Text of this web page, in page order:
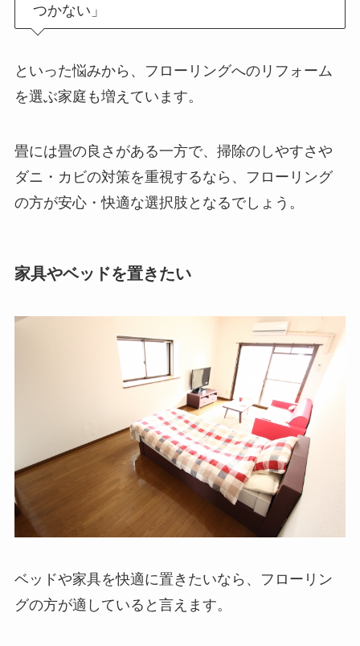
つかない」
といった悩みから、フローリングへのリフォーム
を選ぶ家庭も増えています。
畳には畳の良さがある一方で、掃除のしやすさや
ダニ・カビの対策を重視するなら、フローリング
の方が安心・快適な選択肢となるでしょう。
家具やベッドを置きたい
ベッドや家具を快適に置きたいなら、フローリン
グの方が適していると言えます。